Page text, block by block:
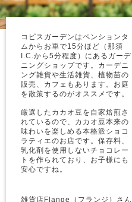
コピスガーデンはペンションタ
ムからお車で15分ほど（那須
I.C.から5分程度）にあるガーデ
ニングショップです。カーデニ
ング雑貨や生活雑貨、植物苗の
販売、カフェもあります。お庭
を散策するのがオススメです。
厳選したカカオ豆を自家焙煎さ
れているので、カカオ豆本来の
味わいを楽しめる本格派ショコ
ラティエのお店です。保存料、
乳化剤を使用しないチョコレー
トを作られており、お子様にも
安心ですね。
雑貨店Flange（フランジ）さん